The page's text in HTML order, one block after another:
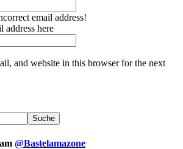
email address!
address here
and website in this browser for the next
@Bastelamazone